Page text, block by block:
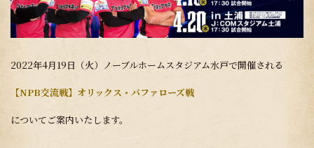
2022年4月19日（火）ノーブルホームスタジアム水戸で開催される
【NPB交流戦】オリックス・バファローズ戦
についてご案内いたします。